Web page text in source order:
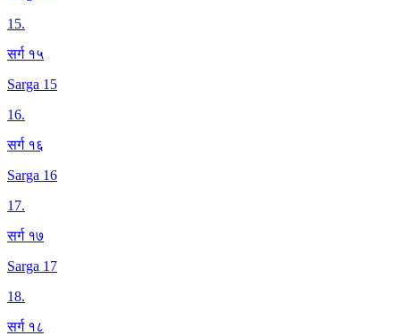
15.
सर्ग १५
Sarga 15
16.
सर्ग १६
Sarga 16
17.
सर्ग १७
Sarga 17
18.
सर्ग १८